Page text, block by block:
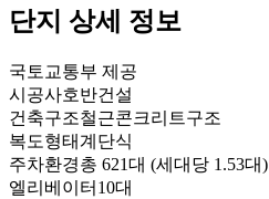
단지 상세 정보
국토교통부 제공
시공사호반건설
건축구조철근콘크리트구조
복도형태계단식
주차환경총 621대 (세대당 1.53대)
엘리베이터 10대